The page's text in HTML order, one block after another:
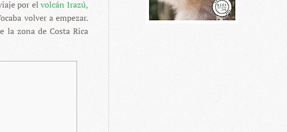
por elvolcán Irazú,
volver a empezar.
la zona de Costa Rica